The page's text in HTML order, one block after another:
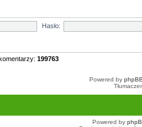
Hasło:
199763
Powered by
Powered by